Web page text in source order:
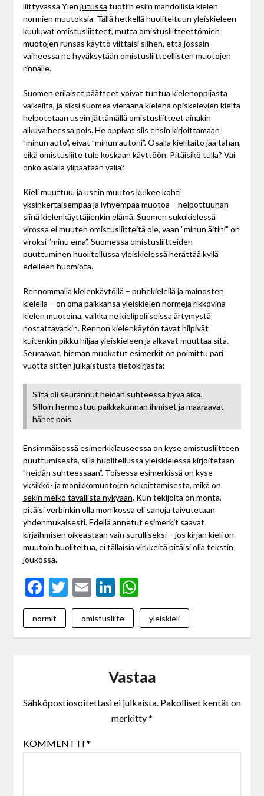
liittyvässä Ylen jutussa tuotiin esiin mahdollisia kielen
normien muutoksia. Tällä hetkellä huoliteltuun yleiskieleen
kuuluvat omistusliitteet, mutta omistusliitteettömien
muotojen runsas käyttö viittaisi siihen, että jossain
vaiheessa ne hyväksytään omistusliitteellisten muotojen
rinnalle.
Suomen erilaiset päätteet voivat tuntua kielenoppijasta
vaikeilta, ja siksi suomea vieraana kielenä opiskelevien kieltä
helpotetaan usein jättämällä omistusliitteet ainakin
alkuvaiheessa pois. He oppivat siis ensin kirjoittamaan
”minun auto”, eivät ”minun autoni”. Osalla kielitaito jää tähän,
eikä omistusliite tule koskaan käyttöön. Pitäisikö tulla? Vai
onko asialla ylipäätään väliä?
Kieli muuttuu, ja usein muutos kulkee kohti
yksinkertaisempaa ja lyhyempää muotoa – helpottuuhan
siinä kielenkäyttäjienkin elämä. Suomen sukukielessä
virossa ei muuten omistusliitteitä ole, vaan ”minun äitini” on
viroksi ”minu ema”. Suomessa omistusliitteiden
puuttuminen huolitellussa yleiskielessä herättää kyllä
edelleen huomiota.
Rennommalla kielenkäytöllä – puhekielellä ja mainosten
kielellä – on oma paikkansa yleiskielen normeja rikkovina
kielen muotoina, vaikka ne kielipoliiseissa ärtymystä
nostattavatkin. Rennon kielenkäytön tavat hiipivät
kuitenkin pikku hiljaa yleiskieleen ja alkavat muuttaa sitä.
Seuraavat, hieman muokatut esimerkit on poimittu pari
vuotta sitten julkaistusta tietokirjasta:
Siitä oli seurannut heidän suhteessa hyvä aika.
Silloin hermostuu paikkakunnan ihmiset ja määräävät
hänet pois.
Ensimmäisessä esimerkkilauseessa on kyse omistusliitteen
puuttumisesta, sillä huolitellussa yleiskielessä kirjoitetaan
”heidän suhteessaan”. Toisessa esimerkissä on kyse
yksikkö- ja monikkomuotojen sekoittamisesta, mikä on
sekin melko tavallista nykyään. Kun tekijöitä on monta,
pitäisi verbinkin olla monikossa eli sanoja taivutetaan
yhdenmukaisesti. Edellä annetut esimerkit saavat
kirjaihmisen oikeastaan vain surulliseksi – jos kirjan kieli on
muutoin huoliteltua, ei tällaisia virkkeitä pitäisi olla tekstin
joukossa.
Facebook
Twitter
EmailLinkedIn
WhatsApp
normit omistusliite yleiskieli
Vastaa
Sähköpostiosoitettasi ei julkaista. Pakolliset kentät on
merkitty*
KOMMENTTI *